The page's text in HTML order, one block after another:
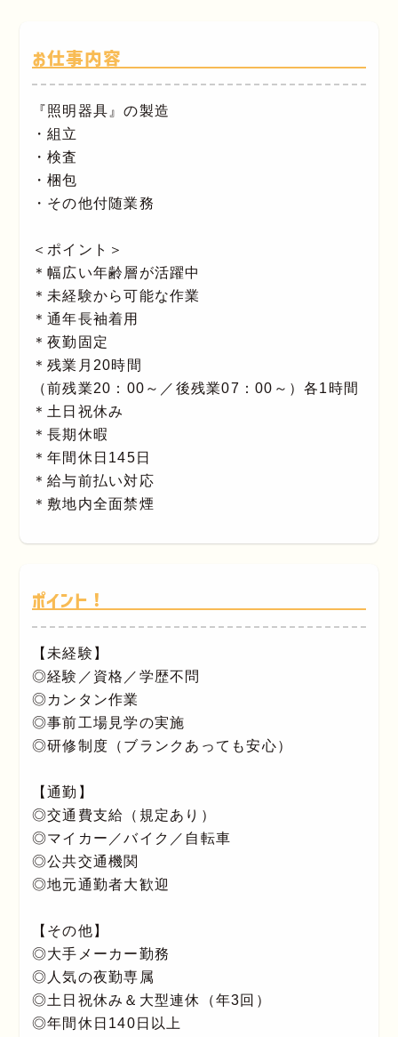
お仕事内容
『照明器具』の製造
・組立
・検査
・梱包
・その他付随業務
＜ポイント＞
＊幅広い年齢層が活躍中
＊未経験から可能な作業
＊通年長袖着用
＊夜勤固定
＊残業月20時間
（前残業20：00～／後残業07：00～）各1時間
＊土日祝休み
＊長期休暇
＊年間休日145日
＊給与前払い対応
＊敷地内全面禁煙
ポイント！
【未経験】
◎経験／資格／学歴不問
◎カンタン作業
◎事前工場見学の実施
◎研修制度（ブランクあっても安心）
【通勤】
◎交通費支給（規定あり）
◎マイカー／バイク／自転車
◎公共交通機関
◎地元通勤者大歓迎
【その他】
◎大手メーカー勤務
◎人気の夜勤専属
◎土日祝休み＆大型連休（年3回）
◎年間休日140日以上